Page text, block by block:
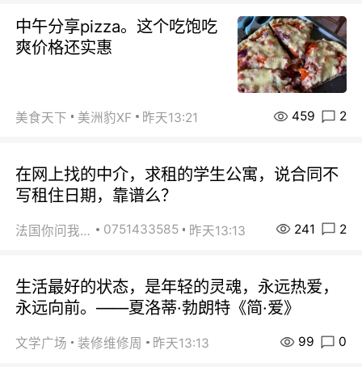
中午分享pizza。这个吃饱吃
爽价格还实惠
美食天下 美洲豹XF 昨天13:21 459 2
在网上找的中介，求租的学生公寓，说合同不
写租住日期，靠谱么？
法国你问我答 0751433585 昨天13:13 241 2
生活最好的状态，是年轻的灵魂，永远热爱，
永远向前。——夏洛蒂·勃朗特《简·爱》
文学广场 装修维修周 昨天13:13 99 0